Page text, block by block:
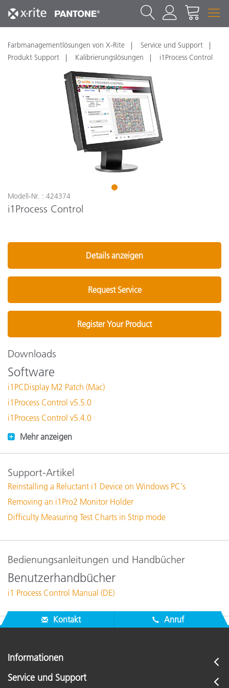
Farbmanagementlösungen von X-Rite
Service und Support
Produkt Support
Kalibrierungslösungen i1Process Control
1
Modell-Nr. : 424374
i1Process Control
Details anzeigen
Request Service
Register Your Product
Downloads
Software
i1PCDisplay M2 Patch (Mac)
i1Process Control v5.5.0
i1Process Control v5.4.0
Mehr anzeigen
Support-Artikel
Reinstalling a Reluctant i1 Device on Windows PC's
Removing an i1Pro2 Monitor Holder
Difficulty Measuring Test Charts in Strip mode
Bedienungsanleitungen und Handbücher
Benutzerhandbücher
i1 Process Control Manual (DE)
Kontakt Anruf
Informationen
Service und Support